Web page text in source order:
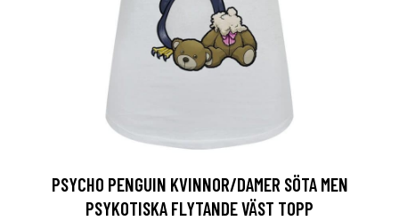
PSYCHO PENGUIN KVINNOR/DAMER SÖTA MEN
PSYKOTISKA FLYTANDE VÄST TOPP